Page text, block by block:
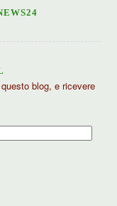
blog, e ricevere